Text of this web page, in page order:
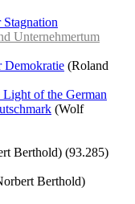
Unternehmertum
Demokratie (Roland
of the German
(Wolf
Berthold) (93.285)
Berthold)